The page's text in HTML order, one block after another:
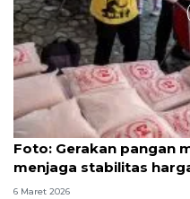
Foto
Foto: Gerakan pangan
menjaga stabilitas
6 Maret 2026